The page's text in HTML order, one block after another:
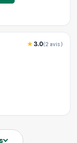
3.0(2 avis)